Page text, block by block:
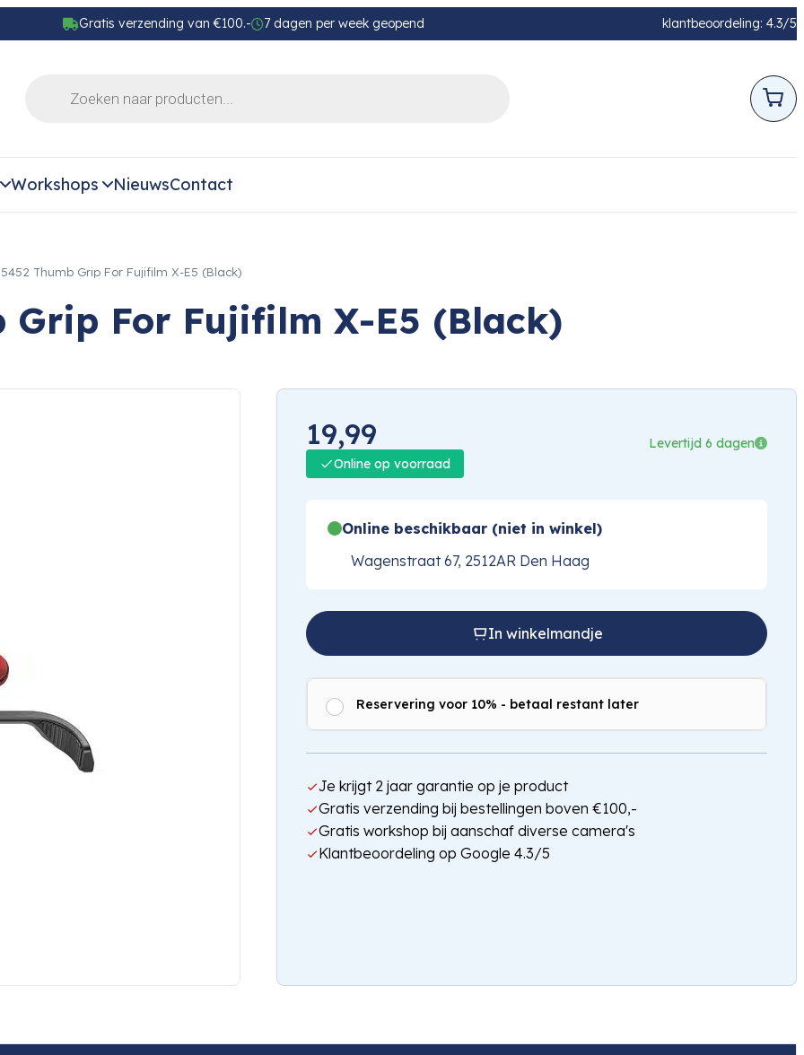
Gratis verzending van €100.- 7 dagen per week geopend klantbeoordeling: 4.3/5
Workshops NieuwsContact
Thumb Grip For Fujifilm X-E5 (Black)
Grip For Fujifilm X-E5 (Black)
19,99
Levertijd 6 dagen
Online op voorraad
Online beschikbaar (niet in winkel)
Wagenstraat 67, 2512AR Den Haag
In winkelmandje
Reservering voor 10% - betaal restant later
Je krijgt 2 jaar garantie op je product
Gratis verzending bij bestellingen boven €100,-
Gratis workshop bij aanschaf diverse camera's
Klantbeoordeling op Google 4.3/5